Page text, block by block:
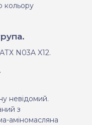
кольору
N03A X12.
невідомий.
з
аміномасляна